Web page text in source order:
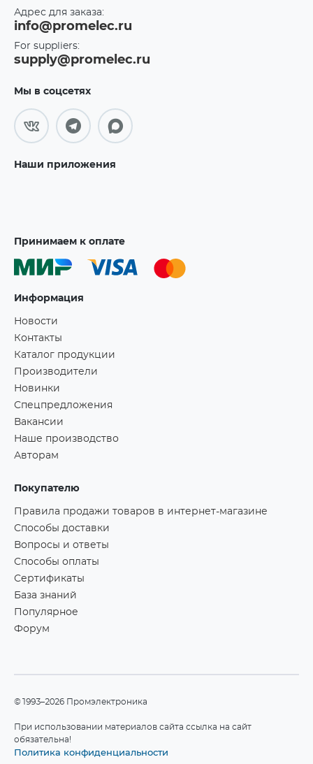
Адрес для заказа:
info@promelec.ru
For suppliers:
supply@promelec.ru
Мы в соцсетях
Наши приложения
Принимаем к оплате
Информация
Новости
Контакты
Каталог продукции
Производители
Новинки
Спецпредложения
Вакансии
Наше производство
Авторам
Покупателю
Правила продажи товаров в интернет-магазине
Способы доставки
Вопросы и ответы
Способы оплаты
Сертификаты
База знаний
Популярное
Форум
©1993–2026 Промэлектроника
При использовании материалов сайта ссылка на сайт
обязательна!
Политика конфиденциальности